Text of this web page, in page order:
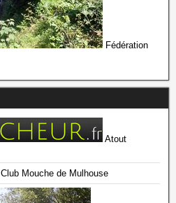
Fédération
Atout
Club Mouche de Mulhouse